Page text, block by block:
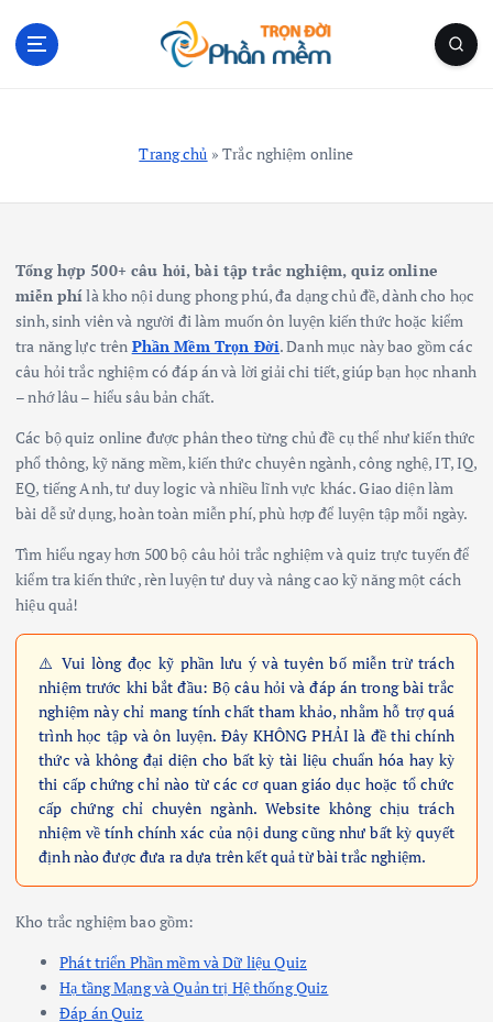
Trang chủ »Trắc nghiệm online
Tổng hợp 500+ câu hỏi, bài tập trắc nghiệm, quiz online
miễn phílà kho nội dung phong phú, đa dạng chủ đề, dành cho học
sinh, sinh viên và người đi làm muốn ôn luyện kiến thức hoặc kiểm
tra năng lực trên Phần Mềm Trọn Đời. Danh mục này bao gồm các
câu hỏi trắc nghiệm có đáp án và lời giải chi tiết, giúp bạn học nhanh
– nhớ lâu – hiểu sâu bản chất.
Các bộ quiz online được phân theo từng chủ đề cụ thể như kiến thức
phổ thông, kỹ năng mềm, kiến thức chuyên ngành, công nghệ, IT, IQ,
EQ, tiếng Anh, tư duy logic và nhiều lĩnh vực khác. Giao diện làm
bài dễ sử dụng, hoàn toàn miễn phí, phù hợp để luyện tập mỗi ngày.
Tìm hiểu ngay hơn 500 bộ câu hỏi trắc nghiệm và quiz trực tuyến để
kiểm tra kiến thức, rèn luyện tư duy và nâng cao kỹ năng một cách
hiệu quả!
⚠️ Vui lòng đọc kỹ phần lưu ý và tuyên bố miễn trừ trách
nhiệm trước khi bắt đầu: Bộ câu hỏi và đáp án trong bài trắc
nghiệm này chỉ mang tính chất tham khảo, nhằm hỗ trợ quá
trình học tập và ôn luyện. Đây KHÔNG PHẢI là đề thi chính
thức và không đại diện cho bất kỳ tài liệu chuẩn hóa hay kỳ
thi cấp chứng chỉ nào từ các cơ quan giáo dục hoặc tổ chức
cấp chứng chỉ chuyên ngành. Website không chịu trách
nhiệm về tính chính xác của nội dung cũng như bất kỳ quyết
định nào được đưa ra dựa trên kết quả từ bài trắc nghiệm.
Kho trắc nghiệm bao gồm:
Phát triển Phần mềm và Dữ liệu Quiz
Hạ tầng Mạng và Quản trị Hệ thống Quiz
Đáp án Quiz